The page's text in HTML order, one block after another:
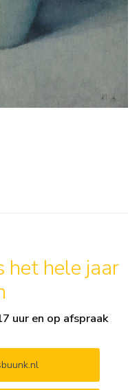
het hele jaar
uur en op afspraak